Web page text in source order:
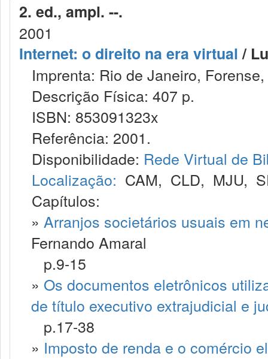
2. ed., ampl. --.
2001
Internet: o direito na era virtual/
Imprenta: Rio de Janeiro,
Descrição Física: 407 p.
ISBN: 853091323x
Referência: 2001.
Disponibilidade: Rede Virtual de
Localização: CAM, CLD, MJU,
Capítulos:
» Arranjos societários usuais em
Fernando Amaral
p.9-15
» Os documentos eletrônicos
de título executivo extrajudicial e
p.17-38
» Imposto de renda e o comércio